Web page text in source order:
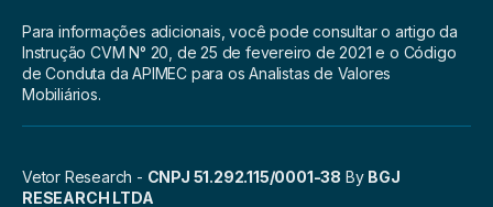
Para informações adicionais, você pode consultar o artigo da
Instrução CVM N° 20, de 25 de fevereiro de 2021 e o Código
de Conduta da APIMEC para os Analistas de Valores
Mobiliários.
Vetor Research - CNPJ 51.292.115/0001-38 By BGJ
RESEARCH LTDA